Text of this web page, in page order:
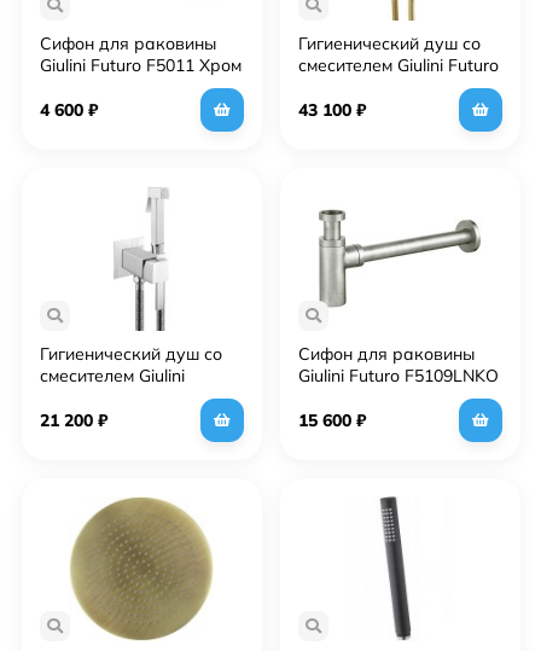
Сифон для раковины
Giulini Futuro F5011 Хром
4 600 ₽
Гигиенический душ со
смесителем Giulini Futuro
RU-GIU.FSH25/1531DOR
Золото 24 карат
43 100 ₽
Гигиенический душ со
смесителем Giulini
Pablolux FSH20 Хром
21 200 ₽
Сифон для раковины
Giulini Futuro F5109LNKO
15 600 ₽